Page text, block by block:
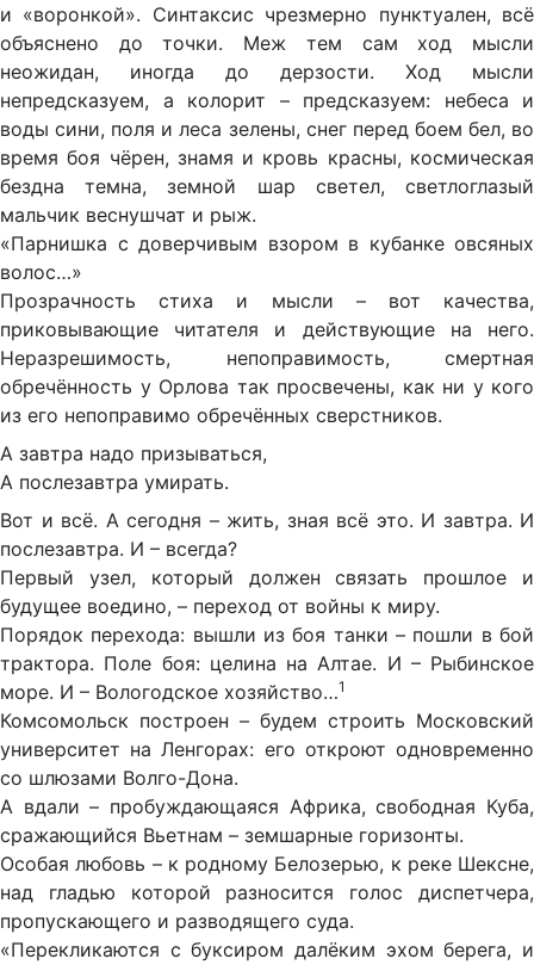
и «воронкой». Синтаксис чрезмерно пунктуален, всё
объяснено до точки. Меж тем сам ход мысли
неожидан, иногда до дерзости. Ход мысли
непредсказуем, а колорит – предсказуем: небеса и
воды сини, поля и леса зелены, снег перед боем бел, во
время боя чёрен, знамя и кровь красны, космическая
бездна темна, земной шар светел, светлоглазый
мальчик веснушчат и рыж.
«Парнишка с доверчивым взором в кубанке овсяных
волос…»
Прозрачность стиха и мысли – вот качества,
приковывающие читателя и действующие на него.
Неразрешимость, непоправимость, смертная
обречённость у Орлова так просвечены, как ни у кого
из его непоправимо обречённых сверстников.
А завтра надо призываться,
А послезавтра умирать.
Вот и всё. А сегодня – жить, зная всё это. И завтра. И
послезавтра. И – всегда?
Первый узел, который должен связать прошлое и
будущее воедино, – переход от войны к миру.
Порядок перехода: вышли из боя танки – пошли в бой
трактора. Поле боя: целина на Алтае. И – Рыбинское
море. И – Вологодское хозяйство…1
Комсомольск построен – будем строить Московский
университет на Ленгорах: его откроют одновременно
со шлюзами Волго-Дона.
А вдали – пробуждающаяся Африка, свободная Куба,
сражающийся Вьетнам – земшарные горизонты.
Особая любовь – к родному Белозерью, к реке Шексне,
над гладью которой разносится голос диспетчера,
пропускающего и разводящего суда.
«Перекликаются с буксиром далёким эхом берега, и